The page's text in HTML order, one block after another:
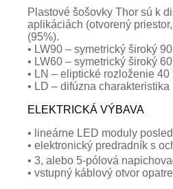
Plastové šošovky Thor sú k
aplikáciách (otvorený
(95%).
• LW90 – symetrický široký
• LW60 – symetrický široký
• LN – eliptické rozloženie
• LD – difúzna charakteristika
ELEKTRICKÁ VÝBAVA
• lineárne LED moduly
• elektronický predradník s
• 3, alebo 5-pólová
• vstupný káblový otvor